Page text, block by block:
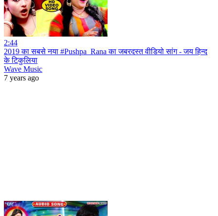
2:44
2019 का सबसे नया #Pushpa_Rana का जबरदस्त वीडियो सांग - जय हिन्द
के टिकुलिया
Wave Music
7 years ago